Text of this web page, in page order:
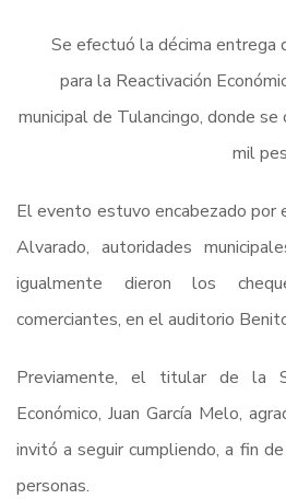
Se efectuó la décima entrega
para la Reactivación
municipal de Tulancingo, donde
mil
El evento estuvo encabezado por
Alvarado, autoridades
igualmente dieron los
comerciantes, en el auditorio
Previamente, el titular de la
Económico, Juan García Melo,
invitó a seguir cumpliendo, a fin
personas.